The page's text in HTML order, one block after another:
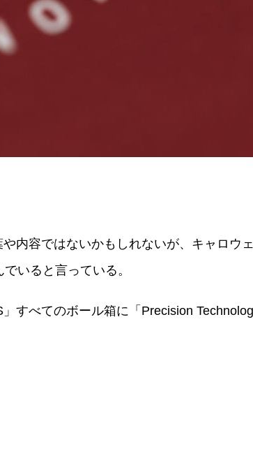
内容ではないかもしれないが、キャロウ
いると言っている。
すべてのボール箱に「Precision